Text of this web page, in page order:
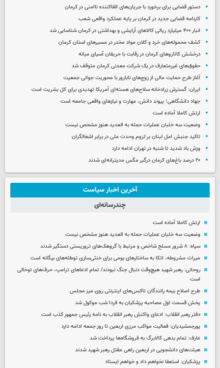
دستور قضایی برای برخورد با جریان‌های القاکننده ناامنی در کرمان
کارنامه قضایی جدید در کرمان بر پایه عملکرد واقعی شعب
انبار ۴۰۰ میلیارد ریالی کالاهای آرایشی و بهداشتی در کرمان شناسایی شد
کشف محموله‌های خرد و کلان مواد مخدر در مسیرهای استان کرمان
درخشش کاتاروهای کرمان در رقابت با حریفان آسیای میانه
حقوق‌های غیرمتعارف در یک شرکت معدنی کرمان متوقف شد
آغاز طرح حمایت مالی از زوج‌های نابارور با محوریت جوانی جمعیت
ایران: گسترش زرادخانه سلاح‌های هسته‌ای آمریکا تهدیدی برای کل بشریت است
جهاد دانشگاهی؛ پیوند دانش، مهارت و نیازهای واقعی جامعه است
ارتش کاملا آماده است
وضعیت سه خلبان عملیات حمله به العدید هنوز مشخص نیست
تاکید جنبش امل لبنان بر لزوم وحدت ملی در برابر اشغالگران
وزش باد شدید تا شنبه در تهران ادامه دارد
۲۰ درصد باغ‌های کرمان درگیر مگس مدیترانه‌ای شدند
آخرین اخبار سیاست
چندرسانه‌ای
ارتش کاملا آماده است
وضعیت سه خلبان عملیات حمله به العدید هنوز مشخص نیست
سپاه: ۸ شرور مسلح شاخص و مرتبط با گروهک‌های تروریستی دستگیر شدند
میراث مشروطه، اتکا به ساختارهای بومی برای خنثی‌سازی توطئه‌های بیگانه است
روحانی: رهبر شهید هیچ‌وقت دنبال جنگ نبودند/ تمام ادعاهای ترامپ، حرف‌های توخالی
است
طرح اصلاح بیمه رانندگان تاکسی‌های اینترنتی روی میز مجلس
پخش قسمت اول مصاحبه پزشکیان به فردا شب موکول شد
دفتر رهبر انقلاب: ادعای واکنش رهبر انقلاب به نامه رئیس جمهور کذب است
پورجمشیدیان: فعالیت مواکب مرزی اربعین تا روز جمعه ادامه دارد
عارف: تمام بدهی کالابرگ به فروشگاه‌ها پرداخت شد
هیئت‌های دانشجویی در اربعین راهی مقتل رهبر شهید شدند
پزشکیان: استعفا نخواهم داد و خواهم ایستاد